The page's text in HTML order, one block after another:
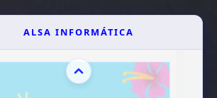
ALSA INFORMÁTICA